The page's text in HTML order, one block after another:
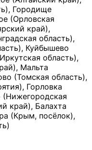
Городище
(Орловская
край),
область),
Куйбышево
область),
Мальта
(Томская область),
Горловка
край), Балахта
(Крым, посёлок),